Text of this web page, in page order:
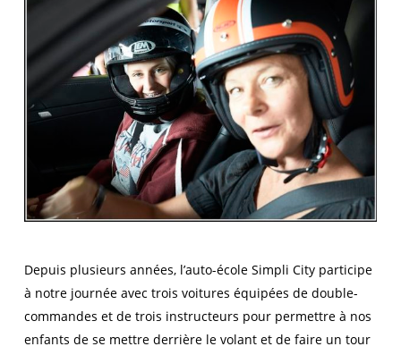
Depuis plusieurs années, l’auto-école Simpli City participe
à notre journée avec trois voitures équipées de double-
commandes et de trois instructeurs pour permettre à nos
enfants de se mettre derrière le volant et de faire un tour